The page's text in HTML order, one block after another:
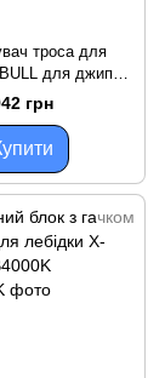
троса для
для джипа
8000 кг 9
HRSS8009
грн